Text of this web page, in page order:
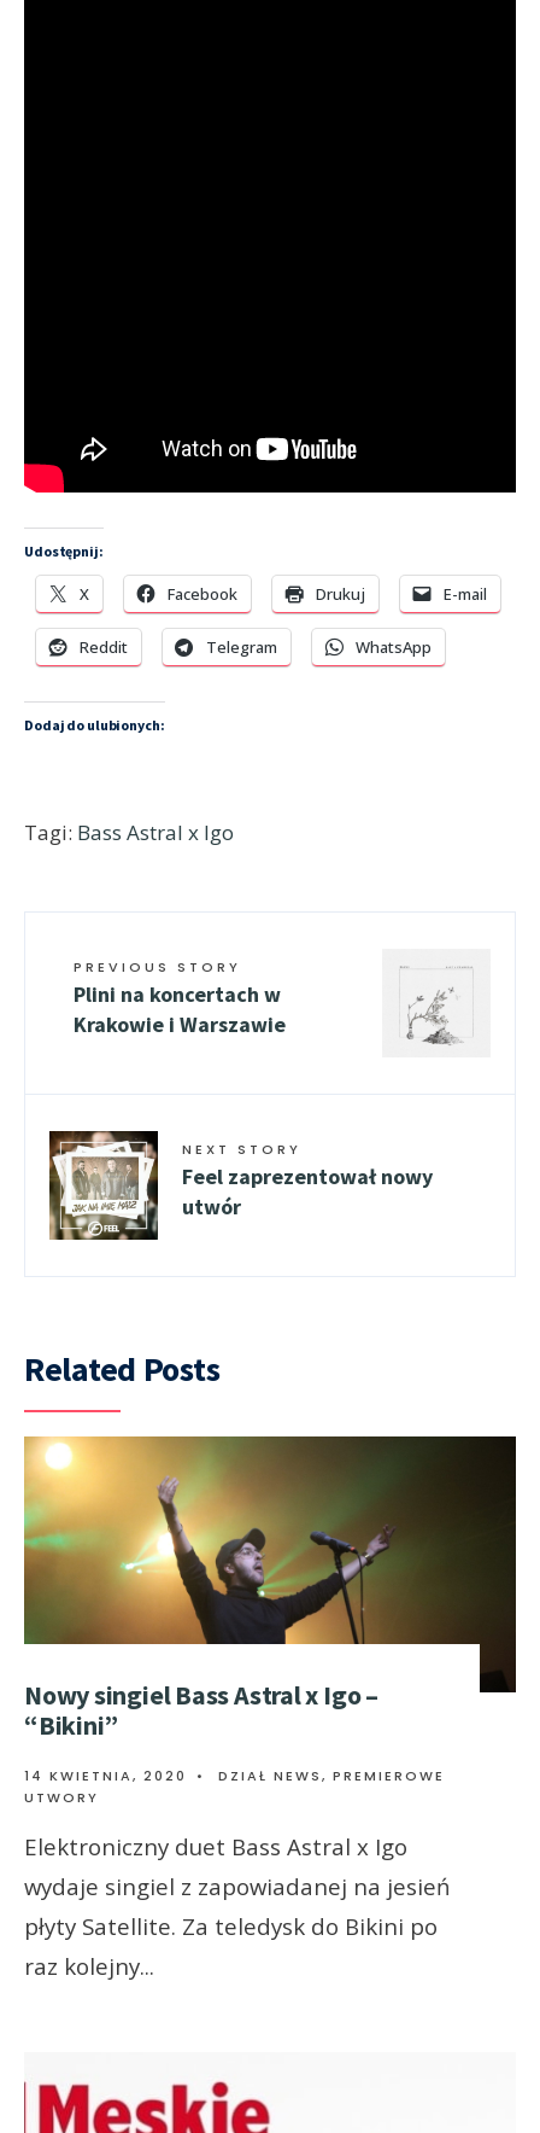
Udostępnij:
X Facebook Drukuj E-mail
Reddit Telegram WhatsApp
Dodaj do ulubionych:
Tagi: Bass Astral x Igo
PREVIOUS STORY
Plini na koncertach w
Krakowie i Warszawie
NEXT STORY
Feel zaprezentował nowy
utwór
Related Posts
Nowy singiel Bass Astral x Igo –
“Bikini”
14 KWIETNIA, 2020 • DZIAŁ NEWS, PREMIEROWE
UTWORY
Elektroniczny duet Bass Astral x Igo
wydaje singiel z zapowiadanej na jesień
płyty Satellite. Za teledysk do Bikini po
raz kolejny...